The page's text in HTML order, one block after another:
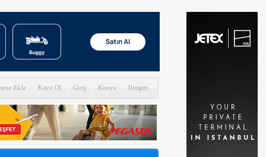
Ekle Kayıt Ol Giriş Künye İletişim